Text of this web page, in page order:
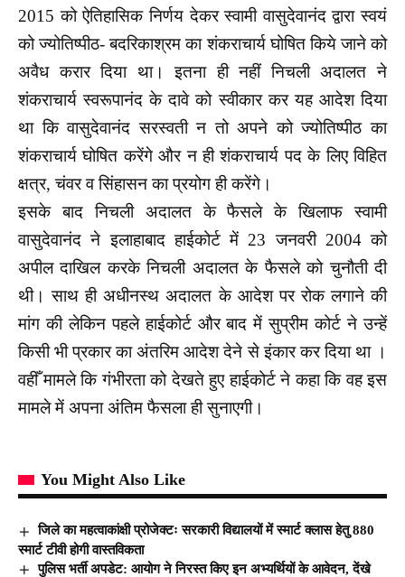
2015 को ऐतिहासिक निर्णय देकर स्वामी वासुदेवानंद द्वारा स्वयं
को ज्योतिष्पीठ- बदरिकाश्रम का शंकराचार्य घोषित किये जाने को
अवैध करार दिया था। इतना ही नहीं निचली अदालत ने
शंकराचार्य स्वरूपानंद के दावे को स्वीकार कर यह आदेश दिया
था कि वासुदेवानंद सरस्वती न तो अपने को ज्योतिष्पीठ का
शंकराचार्य घोषित करेंगे और न ही शंकराचार्य पद के लिए विहित
क्षत्र, चंवर व सिंहासन का प्रयोग ही करेंगे।
इसके बाद निचली अदालत के फैसले के खिलाफ स्वामी
वासुदेवानंद ने इलाहाबाद हाईकोर्ट में 23 जनवरी 2004 को
अपील दाखिल करके निचली अदालत के फैसले को चुनौती दी
थी। साथ ही अधीनस्थ अदालत के आदेश पर रोक लगाने की
मांग की लेकिन पहले हाईकोर्ट और बाद में सुप्रीम कोर्ट ने उन्हें
किसी भी प्रकार का अंतरिम आदेश देने से इंकार कर दिया था ।
वहीँ मामले कि गंभीरता को देखते हुए हाईकोर्ट ने कहा कि वह इस
मामले में अपना अंतिम फैसला ही सुनाएगी।
You Might Also Like
जिले का महत्वाकांक्षी प्रोजेक्टः सरकारी विद्यालयों में स्मार्ट क्लास हेतु 880
स्मार्ट टीवी होगी वास्तविकता
पुलिस भर्ती अपडेट: आयोग ने निरस्त किए इन अभ्यर्थियों के आवेदन, देंखे